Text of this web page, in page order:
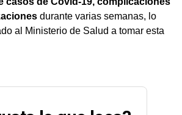
durante varias semanas, lo
al Ministerio de Salud a tomar esta